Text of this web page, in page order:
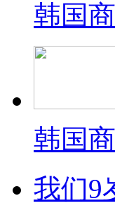
韩国
韩国
我们9